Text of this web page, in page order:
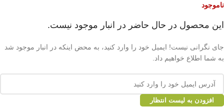
ناموجود
این محصول در حال حاضر در انبار موجود نیست.
جای نگرانی نیست! ایمیل خود را وارد کنید، به محض اینکه در انبار موجود شد
به شما اطلاع خواهیم داد.
افزودن به لیست انتظار